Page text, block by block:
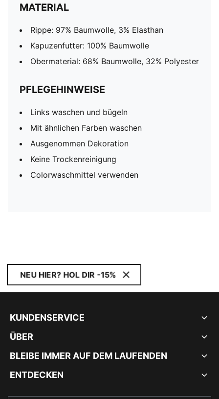
MATERIAL
Rippe: 97% Baumwolle, 3% Elasthan
Kapuzenfutter: 100% Baumwolle
Obermaterial: 68% Baumwolle, 32% Polyester
PFLEGEHINWEISE
Links waschen und bügeln
Mit ähnlichen Farben waschen
Ausgenommen Dekoration
Keine Trockenreinigung
Colorwaschmittel verwenden
NEU HIER? HOL DIR -15%
KUNDENSERVICE
ÜBER
BLEIBE IMMER AUF DEM LAUFENDEN
ENTDECKEN